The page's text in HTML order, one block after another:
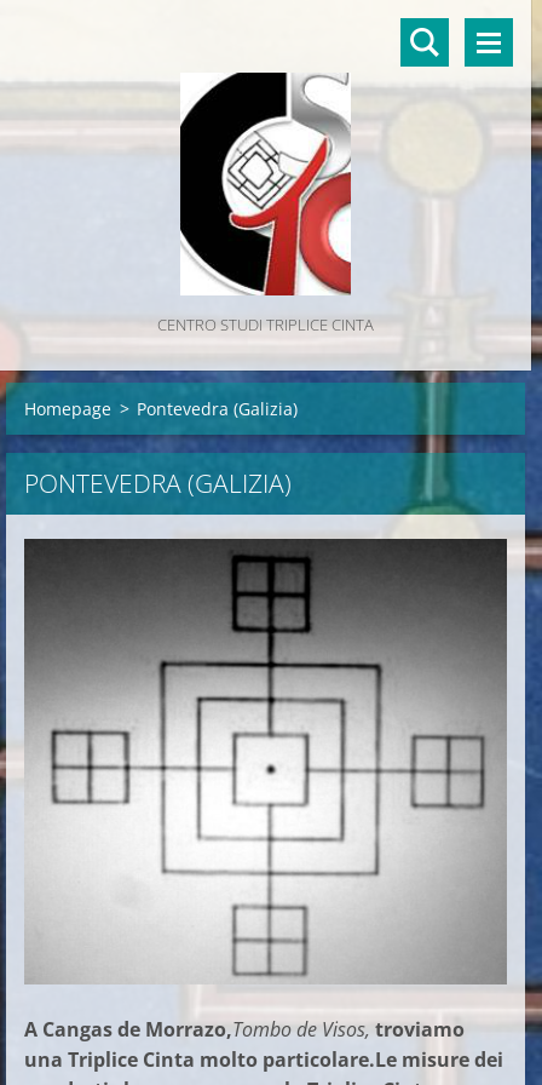
CENTRO STUDI TRIPLICE CINTA
Homepage > Pontevedra (Galizia)
PONTEVEDRA (GALIZIA)
A Cangas de Morrazo,Tombo de Visos, troviamo
una Triplice Cinta molto particolare.Le misure dei